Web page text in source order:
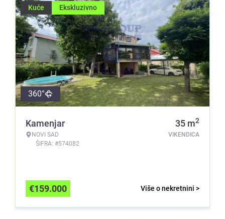
Kuće Ekskluzivno
360°
Kamenjar
NOVI SAD
ŠIFRA: #574082
35 m2
VIKENDICA
Više o nekretnini >
€159.000